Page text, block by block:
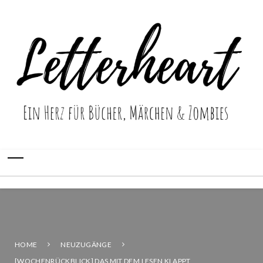
HOME
NEUZUGÄNGE
[WOCHENRÜCKBLICK] DAS MIT DEM LESEN KLAPPT